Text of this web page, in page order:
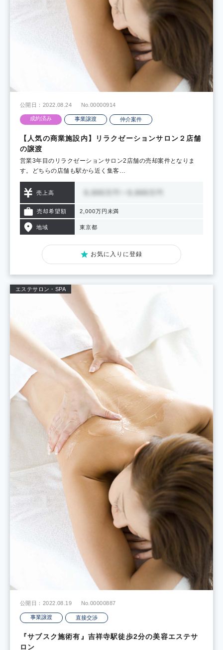
公開日：2022.08.24 No.00000914
成約済み 事業譲渡 仲介案件
【人気の商業施設内】リラクゼーションサロン２店舗
の譲渡
営業3年目のリラクゼーションサロン2店舗の売却案件となりま
す。どちらの店舗も駅から近く集客…
売上高
売却希望額 2,000万円未満
地域 東京都
お気に入りに登録
エステサロン・SPA
公開日：2022.08.19 No.00000887
事業譲渡 直接交渉
『サブスク施術有』吉祥寺駅徒歩2分の美容エステサ
ロン